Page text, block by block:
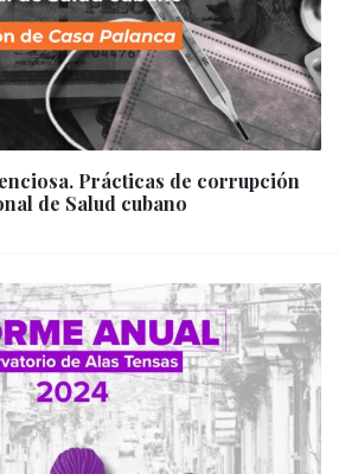
Prácticas de corrupción
de Salud cubano